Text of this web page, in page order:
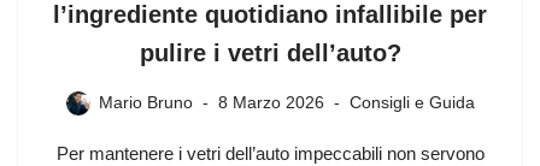
l’ingrediente quotidiano infallibile per
pulire i vetri dell’auto?
Mario Bruno 8 Marzo 2026 Consigli e Guida
Per mantenere i vetri dell’auto impeccabili non servono